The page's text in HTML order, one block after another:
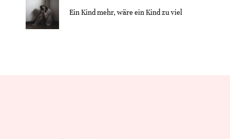
Ein Kind mehr, wäre ein Kind zu viel